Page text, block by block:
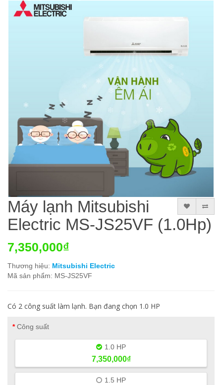
Máy lạnh Mitsubishi
Electric MS-JS25VF (1.0Hp)
7,350,000₫
Thương hiệu: Mitsubishi Electric
Mã sản phẩm: MS-JS25VF
Có 2 công suất làm lạnh. Bạn đang chọn 1.0 HP
Công suất
1.0 HP
7,350,000₫
1.5 HP